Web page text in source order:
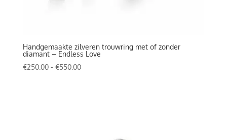
Handgemaakte zilveren trouwring met of zonder
diamant – Endless Love
€250.00 - €550.00Prijsklasse: